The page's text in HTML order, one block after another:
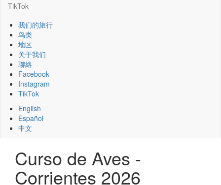
TikTok
我们的旅行
鸟类
地区
关于我们
聯絡
Facebook
Instagram
TikTok
English
Español
中文
Curso de Aves -
Corrientes 2026